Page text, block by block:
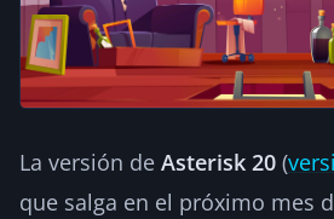
La versión de Asterisk 20 (
que salga en el próximo mes